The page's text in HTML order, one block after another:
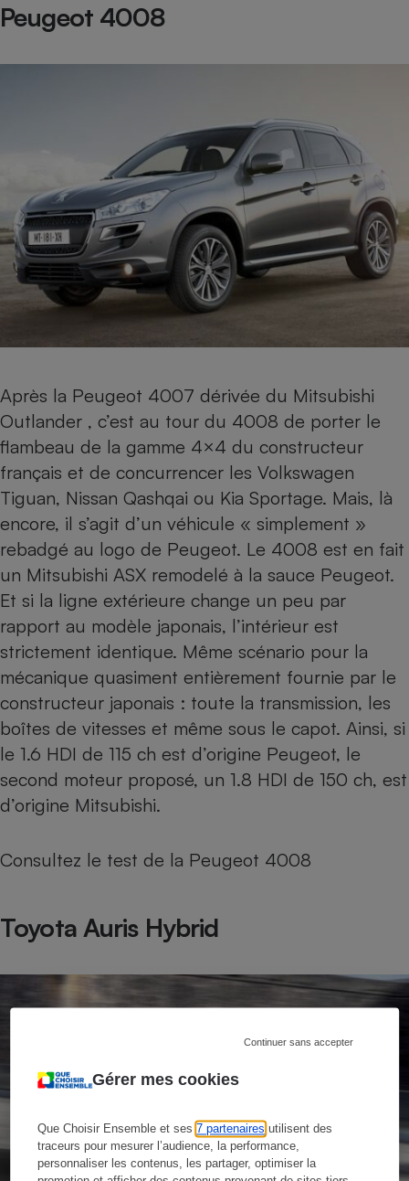
Gérer mes cookies
Que Choisir Ensemble et ses7 partenaires utilisent des
traceurs pour mesurer l’audience, la performance,
personnaliser les contenus, les partager, optimiser la
Continuer sans accepter
Peugeot 4008
Après la Peugeot 4007 dérivée du Mitsubishi
Outlander , c’est au tour du 4008 de porter le
flambeau de la gamme 4×4 du constructeur
français et de concurrencer les Volkswagen
Tiguan, Nissan Qashqai ou Kia Sportage. Mais, là
encore, il s’agit d’un véhicule « simplement »
rebadgé au logo de Peugeot. Le 4008 est en fait
un Mitsubishi ASX remodelé à la sauce Peugeot.
Et si la ligne extérieure change un peu par
rapport au modèle japonais, l’intérieur est
strictement identique. Même scénario pour la
mécanique quasiment entièrement fournie par le
constructeur japonais : toute la transmission, les
boîtes de vitesses et même sous le capot. Ainsi, si
le 1.6 HDI de 115 ch est d’origine Peugeot, le
second moteur proposé, un 1.8 HDI de 150 ch, est
d’origine Mitsubishi.
Consultez le test de la Peugeot 4008
Toyota Auris Hybrid